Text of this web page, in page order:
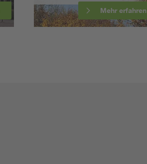
Mehr erfahren